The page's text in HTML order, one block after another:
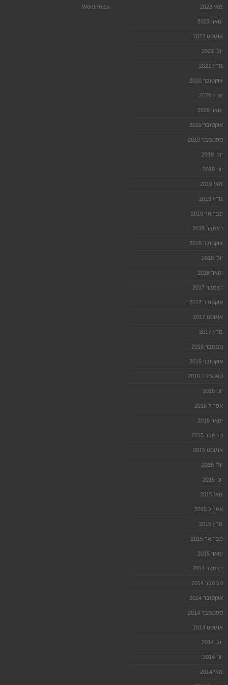
מאי 2023
ינואר 2023
אוגוסט 2022
יולי 2021
מרץ 2021
אוקטובר 2020
מרץ 2020
ינואר 2020
אוקטובר 2019
ספטמבר 2019
יולי 2019
יוני 2019
מאי 2019
מרץ 2019
פברואר 2019
דצמבר 2018
אוקטובר 2018
יולי 2018
ינואר 2018
דצמבר 2017
אוקטובר 2017
אוגוסט 2017
מרץ 2017
נובמבר 2016
אוקטובר 2016
ספטמבר 2016
יוני 2016
אפריל 2016
ינואר 2016
נובמבר 2015
אוגוסט 2015
יולי 2015
יוני 2015
מאי 2015
אפריל 2015
מרץ 2015
פברואר 2015
ינואר 2015
דצמבר 2014
נובמבר 2014
אוקטובר 2014
ספטמבר 2014
אוגוסט 2014
יולי 2014
יוני 2014
מאי 2014
WordPress